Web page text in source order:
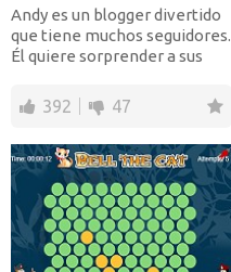
Andy es un blogger divertido
que tiene muchos seguidores.
Él quiere sorprender a sus
392 47